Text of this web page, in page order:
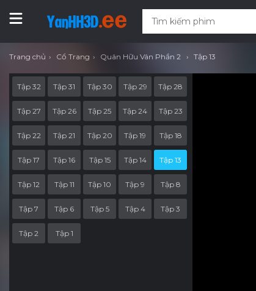
Trang chủ Cổ Trang Quân Hữu Vân Phần 2 Tập 13
Tập 32 Tập 31 Tập 30 Tập 29 Tập 28
Tập 27 Tập 26 Tập 25 Tập 24 Tập 23
Tập 22 Tập 21 Tập 20 Tập 19 Tập 18
Tập 17 Tập 16 Tập 15 Tập 14 Tập 13
Tập 12 Tập 11 Tập 10 Tập 9 Tập 8
Tập 7 Tập 6 Tập 5 Tập 4 Tập 3
Tập 2 Tập 1